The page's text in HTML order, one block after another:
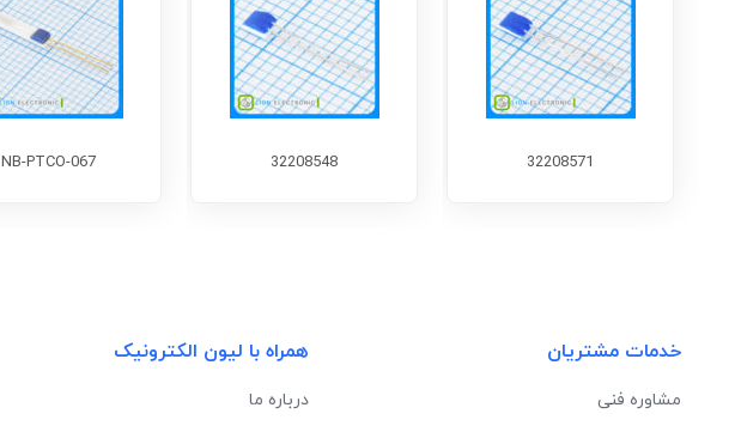
32208571
32208548
NB-PTCO-067
خدمات مشتریان
مشاوره فنی
همراه با لیون الکترونیک
درباره ما